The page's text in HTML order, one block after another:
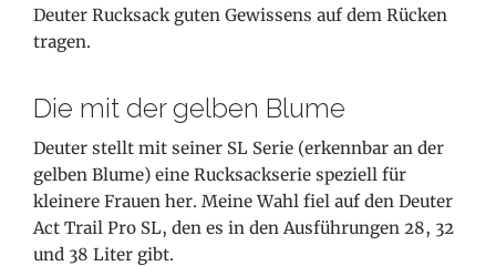
Deuter Rucksack guten Gewissens auf dem Rücken
tragen.
Die mit der gelben Blume
Deuter stellt mit seiner SL Serie (erkennbar an der
gelben Blume) eine Rucksackserie speziell für
kleinere Frauen her. Meine Wahl fiel auf den Deuter
Act Trail Pro SL, den es in den Ausführungen 28, 32
und 38 Liter gibt.